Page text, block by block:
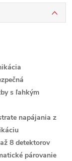
s ľahkým
napájania z
8 detektorov
párovanie